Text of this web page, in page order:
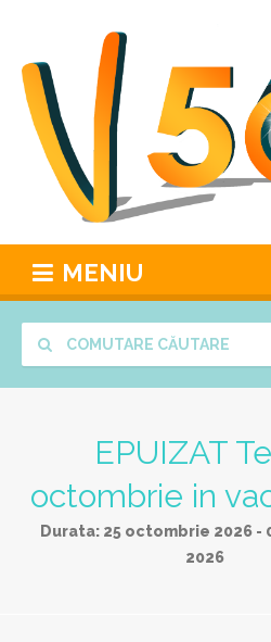
MENIU
COMUTARE CĂUTARE
EPUIZAT
octombrie in
Durata: 25 octombrie 2026 -
2026